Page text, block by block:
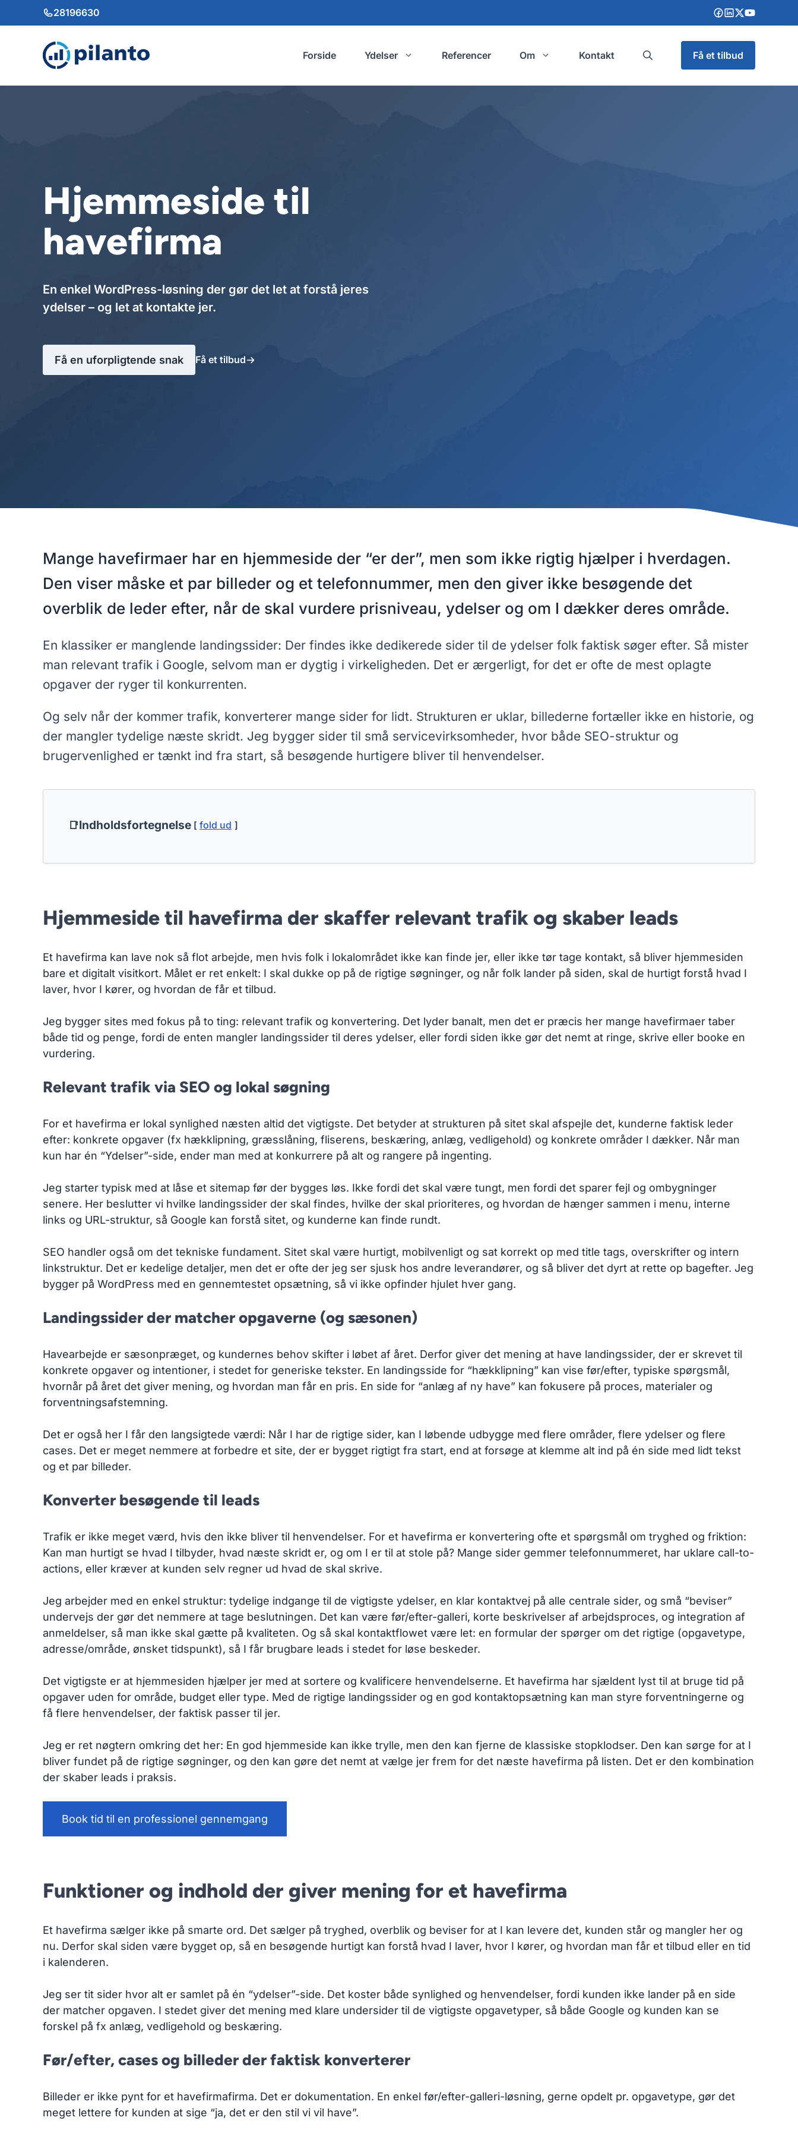
til
28196630
Forside Ydelser Referencer Om Kontakt Få et tilbud
Hjemmeside til
havefirma
En enkel WordPress-løsning der gør det let at forstå jeres
ydelser – og let at kontakte jer.
Få en uforpligtende snak Få et tilbud
Mange havefirmaer har en hjemmeside der “er der”, men som ikke rigtig hjælper i hverdagen.
Den viser måske et par billeder og et telefonnummer, men den giver ikke besøgende det
overblik de leder efter, når de skal vurdere prisniveau, ydelser og om I dækker deres område.
En klassiker er manglende landingssider: Der findes ikke dedikerede sider til de ydelser folk faktisk søger efter. Så mister
man relevant trafik i Google, selvom man er dygtig i virkeligheden. Det er ærgerligt, for det er ofte de mest oplagte
opgaver der ryger til konkurrenten.
Og selv når der kommer trafik, konverterer mange sider for lidt. Strukturen er uklar, billederne fortæller ikke en historie, og
der mangler tydelige næste skridt. Jeg bygger sider til små servicevirksomheder, hvor både SEO-struktur og
brugervenlighed er tænkt ind fra start, så besøgende hurtigere bliver til henvendelser.
Indholdsfortegnelse fold ud
Hjemmeside til havefirma der skaffer relevant trafik og skaber leads
Et havefirma kan lave nok så flot arbejde, men hvis folk i lokalområdet ikke kan finde jer, eller ikke tør tage kontakt, så bliver hjemmesiden
bare et digitalt visitkort. Målet er ret enkelt: I skal dukke op på de rigtige søgninger, og når folk lander på siden, skal de hurtigt forstå hvad I
laver, hvor I kører, og hvordan de får et tilbud.
Jeg bygger sites med fokus på to ting: relevant trafik og konvertering. Det lyder banalt, men det er præcis her mange havefirmaer taber
både tid og penge, fordi de enten mangler landingssider til deres ydelser, eller fordi siden ikke gør det nemt at ringe, skrive eller booke en
vurdering.
Relevant trafik via SEO og lokal søgning
For et havefirma er lokal synlighed næsten altid det vigtigste. Det betyder at strukturen på sitet skal afspejle det, kunderne faktisk leder
efter: konkrete opgaver (fx hækklipning, græsslåning, fliserens, beskæring, anlæg, vedligehold) og konkrete områder I dækker. Når man
kun har én “Ydelser”-side, ender man med at konkurrere på alt og rangere på ingenting.
Jeg starter typisk med at låse et sitemap før der bygges løs. Ikke fordi det skal være tungt, men fordi det sparer fejl og ombygninger
senere. Her beslutter vi hvilke landingssider der skal findes, hvilke der skal prioriteres, og hvordan de hænger sammen i menu, interne
links og URL-struktur, så Google kan forstå sitet, og kunderne kan finde rundt.
SEO handler også om det tekniske fundament. Sitet skal være hurtigt, mobilvenligt og sat korrekt op med title tags, overskrifter og intern
linkstruktur. Det er kedelige detaljer, men det er ofte der jeg ser sjusk hos andre leverandører, og så bliver det dyrt at rette op bagefter. Jeg
bygger på WordPress med en gennemtestet opsætning, så vi ikke opfinder hjulet hver gang.
Landingssider der matcher opgaverne (og sæsonen)
Havearbejde er sæsonpræget, og kundernes behov skifter i løbet af året. Derfor giver det mening at have landingssider, der er skrevet til
konkrete opgaver og intentioner, i stedet for generiske tekster. En landingsside for “hækklipning” kan vise før/efter, typiske spørgsmål,
hvornår på året det giver mening, og hvordan man får en pris. En side for “anlæg af ny have” kan fokusere på proces, materialer og
forventningsafstemning.
Det er også her I får den langsigtede værdi: Når I har de rigtige sider, kan I løbende udbygge med flere områder, flere ydelser og flere
cases. Det er meget nemmere at forbedre et site, der er bygget rigtigt fra start, end at forsøge at klemme alt ind på én side med lidt tekst
og et par billeder.
Konverter besøgende til leads
Trafik er ikke meget værd, hvis den ikke bliver til henvendelser. For et havefirma er konvertering ofte et spørgsmål om tryghed og friktion:
Kan man hurtigt se hvad I tilbyder, hvad næste skridt er, og om I er til at stole på? Mange sider gemmer telefonnummeret, har uklare call-to-
actions, eller kræver at kunden selv regner ud hvad de skal skrive.
Jeg arbejder med en enkel struktur: tydelige indgange til de vigtigste ydelser, en klar kontaktvej på alle centrale sider, og små “beviser”
undervejs der gør det nemmere at tage beslutningen. Det kan være før/efter-galleri, korte beskrivelser af arbejdsproces, og integration af
anmeldelser, så man ikke skal gætte på kvaliteten. Og så skal kontaktflowet være let: en formular der spørger om det rigtige (opgavetype,
adresse/område, ønsket tidspunkt), så I får brugbare leads i stedet for løse beskeder.
Det vigtigste er at hjemmesiden hjælper jer med at sortere og kvalificere henvendelserne. Et havefirma har sjældent lyst til at bruge tid på
opgaver uden for område, budget eller type. Med de rigtige landingssider og en god kontaktopsætning kan man styre forventningerne og
få flere henvendelser, der faktisk passer til jer.
Jeg er ret nøgtern omkring det her: En god hjemmeside kan ikke trylle, men den kan fjerne de klassiske stopklodser. Den kan sørge for at I
bliver fundet på de rigtige søgninger, og den kan gøre det nemt at vælge jer frem for det næste havefirma på listen. Det er den kombination
der skaber leads i praksis.
Book tid til en professionel gennemgang
Funktioner og indhold der giver mening for et havefirma
Et havefirma sælger ikke på smarte ord. Det sælger på tryghed, overblik og beviser for at I kan levere det, kunden står og mangler her og
nu. Derfor skal siden være bygget op, så en besøgende hurtigt kan forstå hvad I laver, hvor I kører, og hvordan man får et tilbud eller en tid
i kalenderen.
Jeg ser tit sider hvor alt er samlet på én “ydelser”-side. Det koster både synlighed og henvendelser, fordi kunden ikke lander på en side
der matcher opgaven. I stedet giver det mening med klare undersider til de vigtigste opgavetyper, så både Google og kunden kan se
forskel på fx anlæg, vedligehold og beskæring.
Før/efter, cases og billeder der faktisk konverterer
Billeder er ikke pynt for et havefirmafirma. Det er dokumentation. En enkel før/efter-galleri-løsning, gerne opdelt pr. opgavetype, gør det
meget lettere for kunden at sige “ja, det er den stil vi vil have”.